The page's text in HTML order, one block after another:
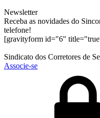
Newsletter
Receba as novidades do
telefone!
[gravityform id="6"
Sindicato dos Corretores de
Associe-se